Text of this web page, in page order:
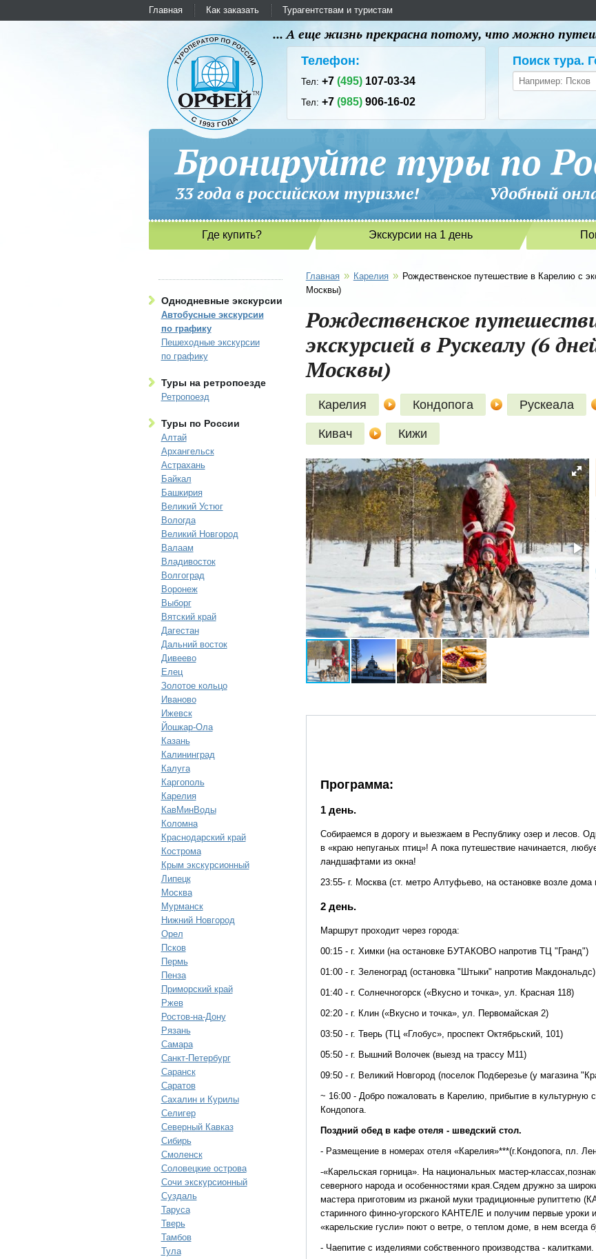
Главная Как заказать Турагентствам и туристам
... А еще жизнь прекрасна потому, что можно
Телефон:
Тел:+7(495) 107-03-34
Тел:+7(985) 906-16-02
Поиск тура.
Бронируйте туры по
33 года в российском туризме! Удобный
Где купить? Экскурсии на 1 день
Однодневные экскурсии
Автобусные экскурсии
по графику
Пешеходные экскурсии
по графику
Туры на ретропоезде
Ретропоезд
Туры по России
Алтай
Архангельск
Астрахань
Байкал
Башкирия
Великий Устюг
Вологда
Великий Новгород
Валаам
Владивосток
Волгоград
Воронеж
Выборг
Вятский край
Дагестан
Дальний восток
Дивеево
Елец
Золотое кольцо
Иваново
Ижевск
Йошкар-Ола
Казань
Калининград
Калуга
Каргополь
Карелия
КавМинВоды
Коломна
Краснодарский край
Кострома
Крым экскурсионный
Липецк
Москва
Мурманск
Нижний Новгород
Орел
Псков
Пермь
Пенза
Приморский край
Ржев
Ростов-на-Дону
Рязань
Самара
Санкт-Петербург
Саранск
Саратов
Сахалин и Курилы
Селигер
Северный Кавказ
Сибирь
Смоленск
Соловецкие острова
Сочи экскурсионный
Суздаль
Таруса
Тверь
Тамбов
Тула
Главная » Карелия » Рождественское путешествие в Карелию с
Москвы)
Рождественское
экскурсией в Рускеалу (6
Москвы)
Карелия Кондопога Рускеала
Кивач Кижи
Программа:
1 день.
Собираемся в дорогу и выезжаем в Республику озер и лесов.
в «краю непуганых птиц»! А пока путешествие начинается,
ландшафтами из окна!
23:55- г. Москва (ст. метро Алтуфьево, на остановке возле
2 день.
Маршрут проходит через города:
00:15 - г. Химки (на остановке БУТАКОВО напротив ТЦ "Гранд")
01:00 - г. Зеленоград (остановка "Штыки" напротив Макдональдс)
01:40 - г. Солнечногорск («Вкусно и точка», ул. Красная 118)
02:20 - г. Клин («Вкусно и точка», ул. Первомайская 2)
03:50 - г. Тверь (ТЦ «Глобус», проспект Октябрьский, 101)
05:50 - г. Вышний Волочек (выезд на трассу М11)
09:50 - г. Великий Новгород (поселок Подберезье (у магазина
~ 16:00 - Добро пожаловать в Карелию, прибытие в культурную
Кондопога.
Поздний обед в кафе отеля - шведский стол.
- Размещение в номерах отеля «Карелия»***(г.Кондопога, пл.
-«Карельская горница». На национальных мастер-
северного народа и особенностями края.Сядем дружно за
мастера приготовим из ржаной муки традиционные рупиттетю
старинного финно-угорского КАНТЕЛЕ и получим первые уроки
«карельские гусли» поют о ветре, о теплом доме, в нем всегда
- Чаепитие с изделиями собственного производства - калитками.